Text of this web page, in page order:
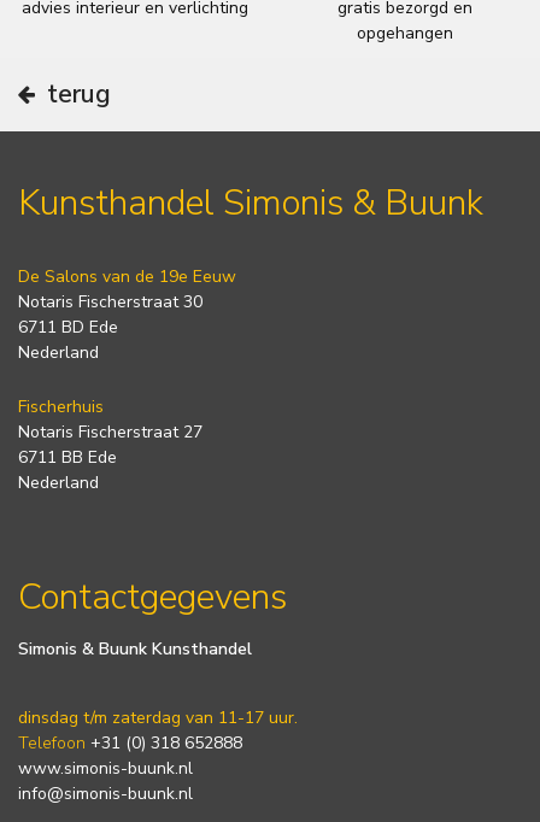
advies interieur en verlichting
gratis bezorgd en
opgehangen
terug
Kunsthandel Simonis & Buunk
De Salons van de 19e Eeuw
Notaris Fischerstraat 30
6711 BD Ede
Nederland
Fischerhuis
Notaris Fischerstraat 27
6711 BB Ede
Nederland
Contactgegevens
Simonis & Buunk Kunsthandel
dinsdag t/m zaterdag van 11-17 uur.
Telefoon +31 (0) 318 652888
www.simonis-buunk.nl
info@simonis-buunk.nl